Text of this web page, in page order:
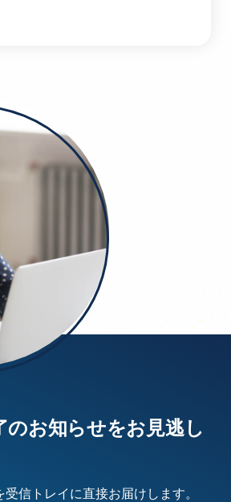
のお知らせをお見逃し
信トレイに直接お届けします。